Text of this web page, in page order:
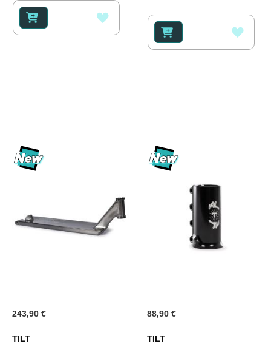
K
K
243,90 €
TILT
88,90 €
TILT